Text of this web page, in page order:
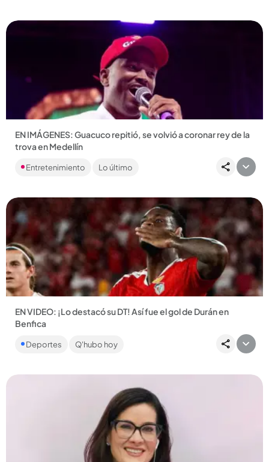
Compartir Noticia
EN IMÁGENES: Guacuco repitió, se volvió a coronar rey de la
trova en Medellín
consecutivo con el primer lugar del Festival Nacional de la
Entretenimiento Lo último
Compartir Noticia
EN VIDEO: ¡Lo destacó su DT! Así fue el gol de Durán en
Benfica
El colombiano marcó en el triunfo 6-1 del Benfica ante Hearts
y consiguió su primer gol oficial con el conjunto portugués....
Deportes Q'hubo hoy
Compartir Noticia